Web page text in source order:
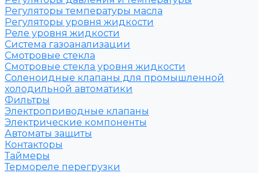
Регуляторы температуры масла
Регуляторы уровня жидкости
Реле уровня жидкости
Система газоанализации
Смотровые стекла
Смотровые стекла уровня жидкости
Соленоидные клапаны для промышленной
холодильной автоматики
Фильтры
Электроприводные клапаны
Электрические компоненты
Автоматы защиты
Контакторы
Таймеры
Термореле перегрузки